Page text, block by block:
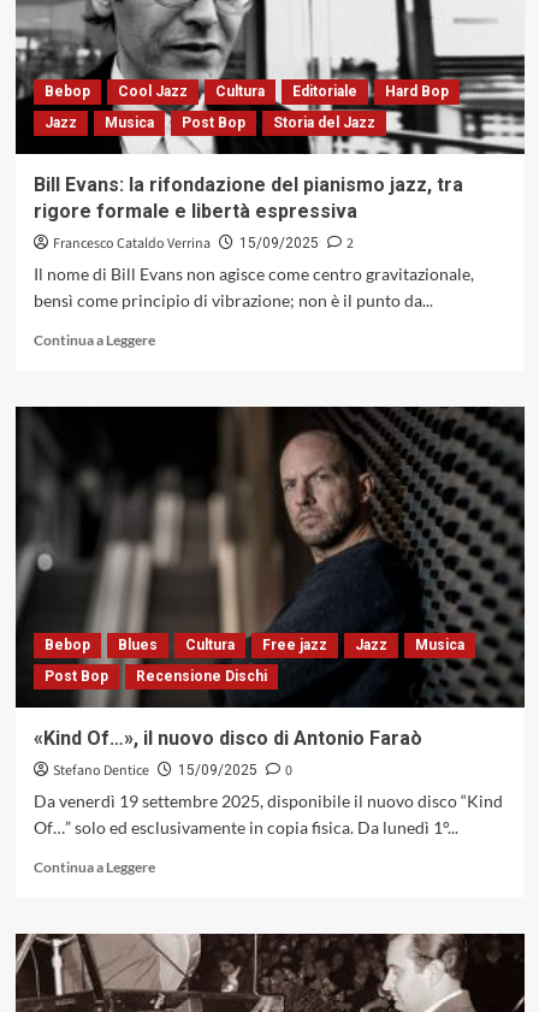
«Light
On»:
la
misura
del
suono
e
della
discrezione
(Black
Records,
1986)
Bebop Cool Jazz Cultura Editoriale
Hard Bop
Jazz
Musica Post Bop Storia del Jazz
Bill Evans: la rifondazione del pianismo jazz, tra
rigore formale e libertà espressiva
Francesco Cataldo Verrina 15/09/2025
2
Il nome di Bill Evans non agisce come centro gravitazionale,
bensì come principio di vibrazione; non è il punto da...
Continua a LeggereLeggi
su
la
rifondazione
pianismo
jazz,
formale
e
libertà
Bebop Blues Cultura Free jazz Jazz
Musica
Post Bop
Recensione Dischi
«Kind Of…», il nuovo disco di Antonio Faraò
Stefano Dentice 15/09/2025
0
Da venerdì 19 settembre 2025, disponibile il nuovo disco “Kind
Of…” solo ed esclusivamente in copia fisica. Da lunedì 1°...
Continua a LeggereLeggi
su
«Kind
Of…»,
il